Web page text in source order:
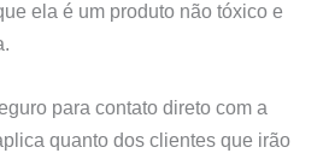
ela é um produto não tóxico e
para contato direto com a
quanto dos clientes que irão